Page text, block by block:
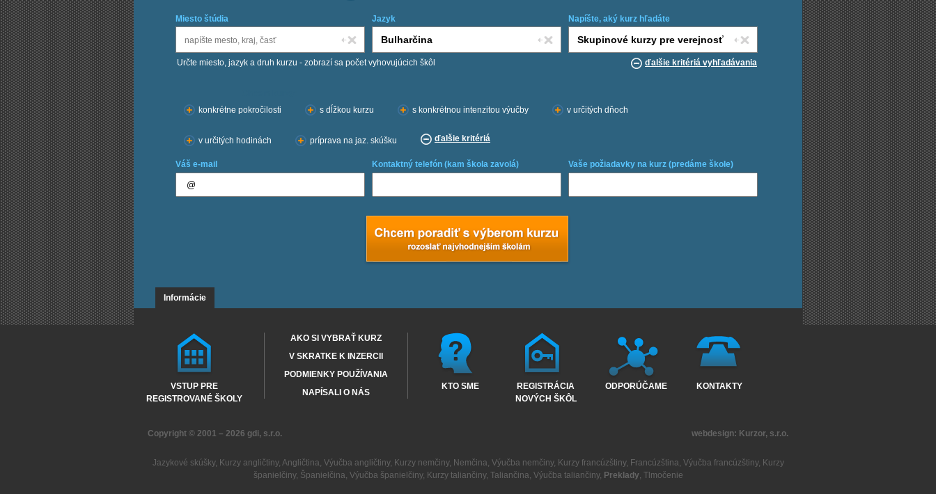
Miesto štúdia Jazyk Napíšte, aký kurz hľadáte
Určte miesto, jazyk a druh kurzu - zobrazí sa počet vyhovujúcich škôl ďalšie kritériá vyhľadávania
konkrétne pokročilosti
s dĺžkou kurzu s konkrétnou intenzitou výučby v určitých dňoch
v určitých hodinách príprava na jaz. skúšku ďalšie kritériá
Váš e-mail Kontaktný telefón (kam škola zavolá) Vaše požiadavky na kurz (predáme škole)
Informácie
VSTUP PRE
REGISTROVANÉ ŠKOLY
AKO SI VYBRAŤ KURZ
V SKRATKE K INZERCII
PODMIENKY POUŽÍVANIA
NAPÍSALI O NÁS
KTO SME
REGISTRÁCIA
NOVÝCH ŠKÔL
ODPORÚČAME KONTAKTY
Copyright © 2001 – 2026 gdi, s.r.o. webdesign: Kurzor, s.r.o.
Jazykové skúšky, Kurzy angličtiny, Angličtina, Výučba angličtiny, Kurzy nemčiny, Nemčina, Výučba nemčiny, Kurzy francúzštiny, Francúzština, Výučba francúzštiny, Kurzy
španielčiny, Španielčina, Výučba španielčiny, Kurzy taliančiny, Taliančina, Výučba taliančiny, Preklady, Tlmočenie